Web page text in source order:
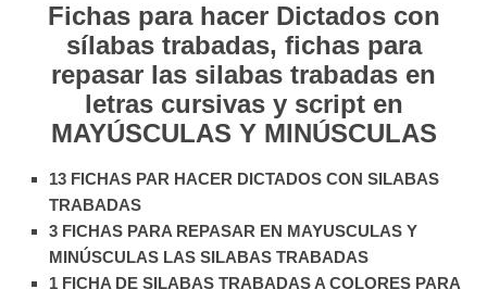
Fichas para hacer Dictados con
sílabas trabadas, fichas para
repasar las silabas trabadas en
letras cursivas y script en
MAYÚSCULAS Y MINÚSCULAS
13 FICHAS PAR HACER DICTADOS CON SILABAS
TRABADAS
3 FICHAS PARA REPASAR EN MAYUSCULAS Y
MINÚSCULAS LAS SILABAS TRABADAS
1 FICHA DE SILABAS TRABADAS A COLORES PARA